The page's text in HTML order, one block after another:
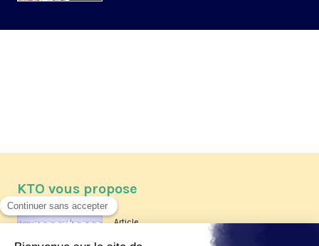
KTO vous propose
Article
Les reportages d'été 2026 de KTO